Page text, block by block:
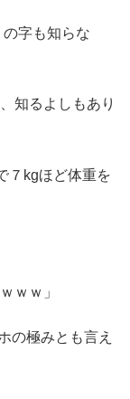
字も知らな
知るよしもあり
７kgほど体重を
ｗｗ」
の極みとも言え